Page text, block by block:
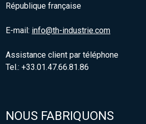
République française
E-mail: info@th-industrie.com
Assistance client par téléphone
Tel.: +33.01.47.66.81.86
NOUS FABRIQUONS